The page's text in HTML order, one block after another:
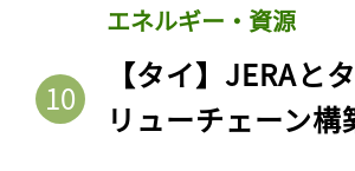
エネルギー・資源
【タイ】JERAと
リューチェーン